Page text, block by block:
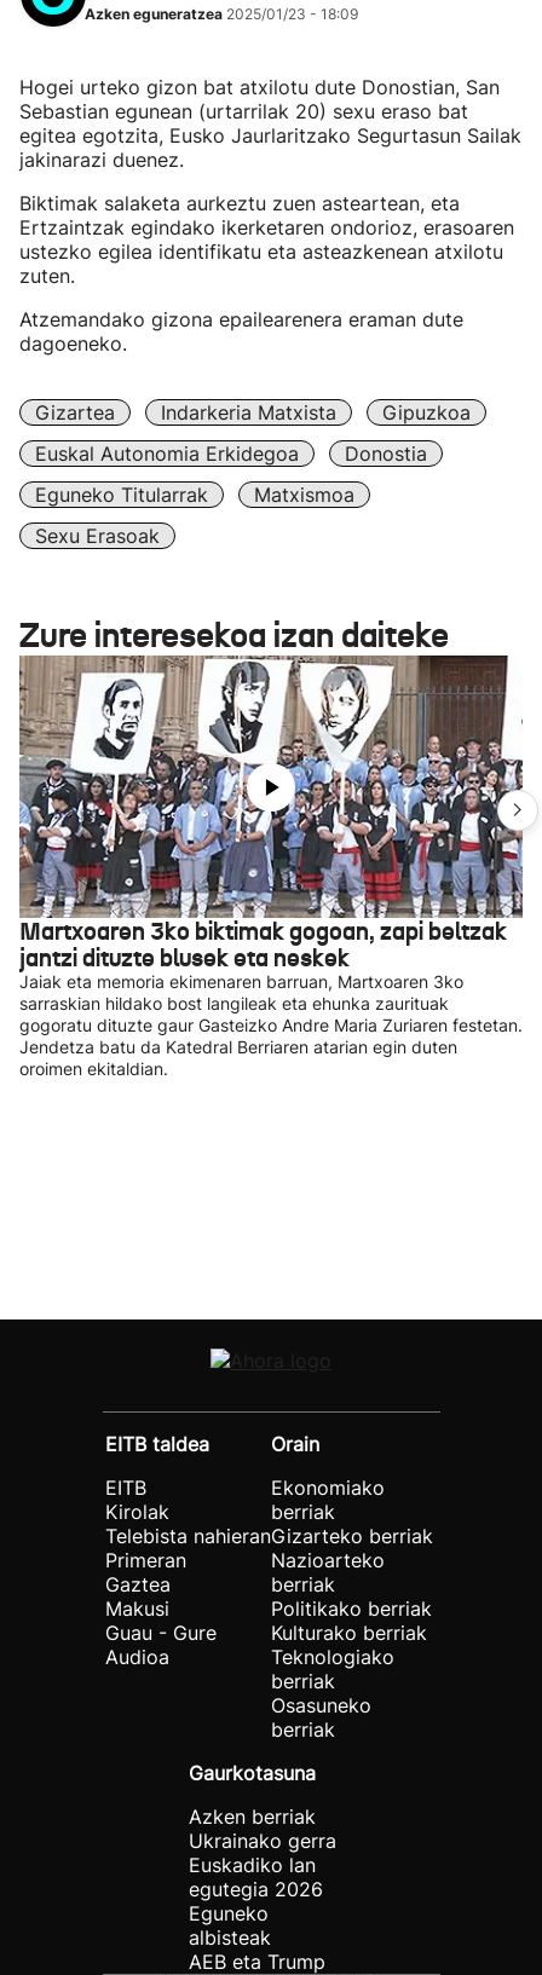
Azken eguneratzea 2025/01/23 - 18:09
Hogei urteko gizon bat atxilotu dute Donostian, San
Sebastian egunean (urtarrilak 20) sexu eraso bat
egitea egotzita, Eusko Jaurlaritzako Segurtasun Sailak
jakinarazi duenez.
Biktimak salaketa aurkeztu zuen asteartean, eta
Ertzaintzak egindako ikerketaren ondorioz, erasoaren
ustezko egilea identifikatu eta asteazkenean atxilotu
zuten.
Atzemandako gizona epailearenera eraman dute
dagoeneko.
Gizartea Indarkeria Matxista
Gipuzkoa
Euskal Autonomia Erkidegoa
Donostia
Eguneko Titularrak
Matxismoa
Sexu Erasoak
Zure interesekoa izan daiteke
Martxoaren 3ko biktimak gogoan, zapi beltzak
jantzi dituzte blusek eta neskek
Jaiak eta memoria ekimenaren barruan, Martxoaren 3ko
sarraskian hildako bost langileak eta ehunka zaurituak
gogoratu dituzte gaur Gasteizko Andre Maria Zuriaren festetan.
Jendetza batu da Katedral Berriaren atarian egin duten
oroimen ekitaldian.
EITB taldea
EITB
Kirolak
Telebista nahieran
Primeran
Gaztea
Makusi
Guau - Gure
Audioa
Orain
Ekonomiako
berriak
Gizarteko berriak
Nazioarteko
berriak
Politikako berriak
Kulturako berriak
Teknologiako
berriak
Osasuneko
berriak
Gaurkotasuna
Azken berriak
Ukrainako gerra
Euskadiko lan
egutegia 2026
Eguneko
albisteak
AEB eta Trump